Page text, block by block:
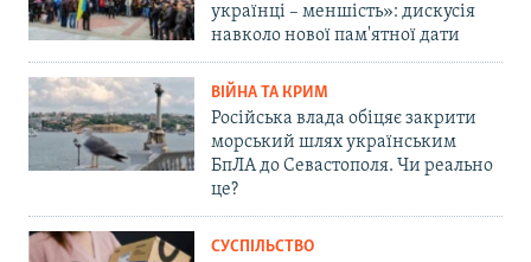
українці – меншість»: дискусія
навколо нової пам'ятної дати
ВІЙНА ТА КРИМ
Російська влада обіцяє закрити
морський шлях українським
БпЛА до Севастополя. Чи реально
це?
СУСПІЛЬСТВО